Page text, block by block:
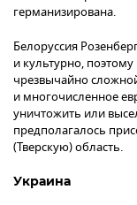
германизирована.
Белоруссия
и культурно, поэтому
чрезвычайно
и многочисленное
уничтожить или
предполагалось
(Тверскую) область.
Украина